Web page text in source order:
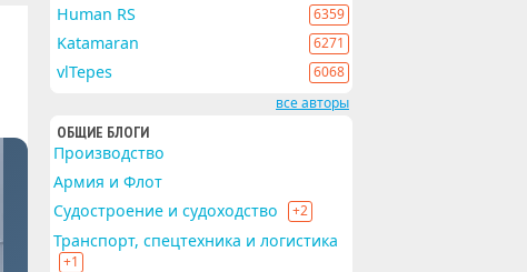
Human RS 6359
Katamaran 6271
vlTepes
6068
все авторы
ОБЩИЕ БЛОГИ
Производство
Армия и Флот
Судостроение и судоходство
+2
Транспорт, спецтехника и логистика
+1